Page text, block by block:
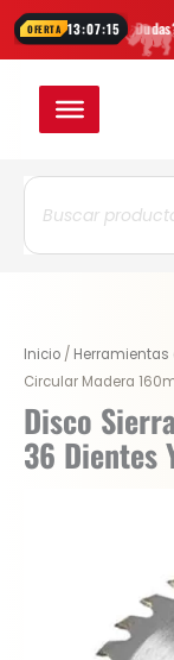
OFERTA 13:07:15
¿Dudas? Escríbenos
contenido
Búsqueda
productos
Inicio / Herramientas
Circular Madera
Disco
36 Dientes
Original
price
was:
$ 33.600.
Current
price
is:
$ 25.200.
Disco
Sierra
Circular
Madera
160mm